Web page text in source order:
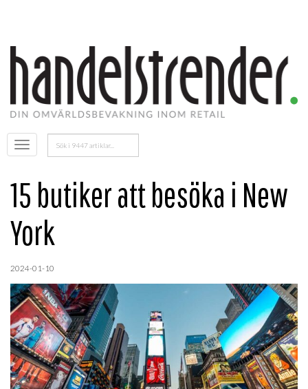
Öppna
menyn
Sök
efter:
15 butiker att besöka i New
York
2024-01-10